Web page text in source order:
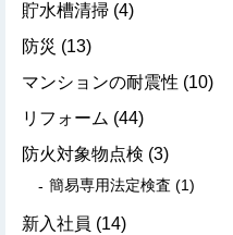
貯水槽清掃 (4)
防災 (13)
マンションの耐震性 (10)
リフォーム (44)
防火対象物点検 (3)
簡易専用法定検査 (1)
新入社員 (14)